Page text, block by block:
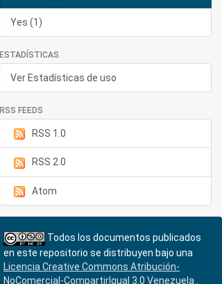
Yes (1)
ESTADÍSTICAS
Ver Estadísticas de uso
RSS FEEDS
RSS 1.0
RSS 2.0
Atom
Todos los documentos publicados
en este repositorio se distribuyen bajo una
Licencia Creative Commons Atribución-
NoComercial-CompartirIgual 3.0 Venezuela